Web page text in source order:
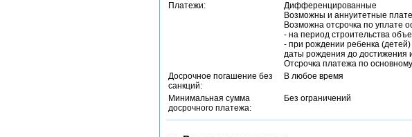
Платежи:
Дифференцированные
Возможны и аннуитетные
Возможна отсрочка по уплате
- на период строительства
- при рождении ребенка (детей)
даты рождения до достижения
Отсрочка платежа по
Досрочное погашение без
санкций:
В любое время
Минимальная сумма
досрочного платежа:
Без ограничений